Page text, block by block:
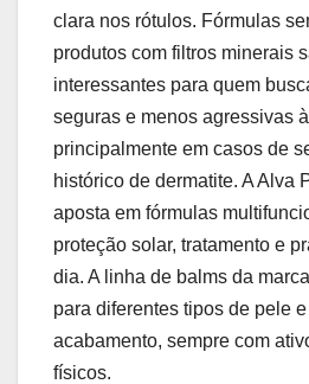
clara nos rótulos. Fórmulas
produtos com filtros minerais
interessantes para quem
seguras e menos agressivas
principalmente em casos de
histórico de dermatite. A Alva
aposta em fórmulas
proteção solar, tratamento e
dia. A linha de balms da
para diferentes tipos de pele
acabamento, sempre com
físicos.